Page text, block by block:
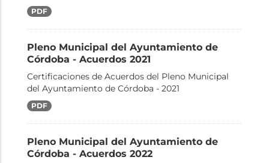
PDF
Pleno Municipal del Ayuntamiento de
Córdoba - Acuerdos 2021
Certificaciones de Acuerdos del Pleno Municipal
del Ayuntamiento de Córdoba - 2021
PDF
Pleno Municipal del Ayuntamiento de
Córdoba - Acuerdos 2022